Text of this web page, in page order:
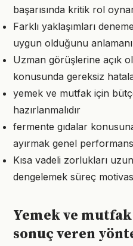
başarısında kritik rol
Farklı yaklaşımları
uygun olduğunu
Uzman görüşlerine açık
konusunda gereksiz
yemek ve mutfak için
hazırlanmalıdır
fermente gıdalar
ayırmak genel
Kısa vadeli zorlukları
dengelemek süreç
Yemek ve mutfak
sonuç veren